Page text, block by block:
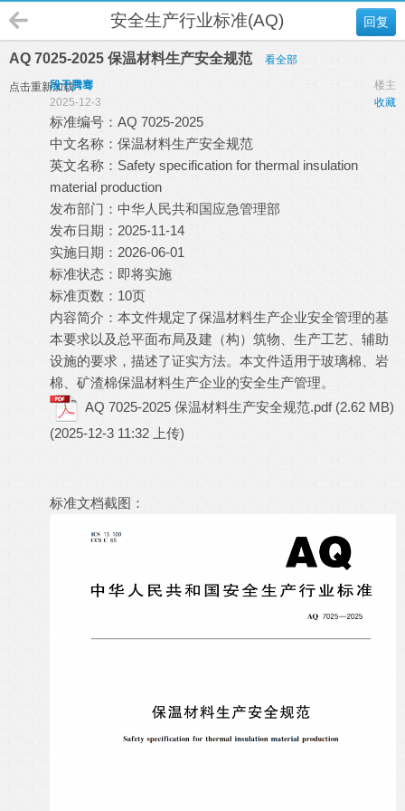
回复
安全生产行业标准(AQ)
AQ 7025-2025 保温材料生产安全规范 看全部
点击重新加载 楼主
段干腾骞
收藏
2025-12-3
标准编号：AQ 7025-2025
中文名称：保温材料生产安全规范
英文名称：Safety specification for thermal insulation
material production
发布部门：中华人民共和国应急管理部
发布日期：2025-11-14
实施日期：2026-06-01
标准状态：即将实施
标准页数：10页
内容简介：本文件规定了保温材料生产企业安全管理的基
本要求以及总平面布局及建（构）筑物、生产工艺、辅助
设施的要求，描述了证实方法。本文件适用于玻璃棉、岩
棉、矿渣棉保温材料生产企业的安全生产管理。
AQ 7025-2025 保温材料生产安全规范.pdf (2.62 MB)
(2025-12-3 11:32 上传)
标准文档截图：